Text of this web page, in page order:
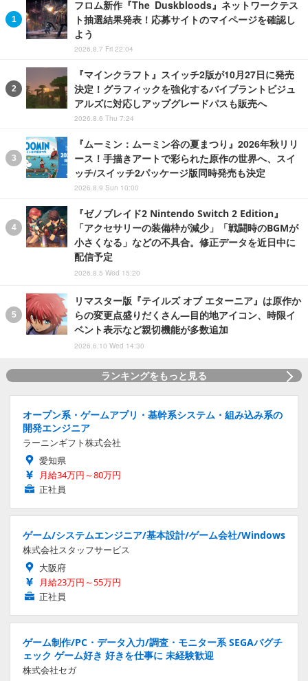
フロム新作『The Duskbloods』ネットワークテス
ト抽選結果発表！応募サイトのマイページを確認し
よう
2026.8.7 Fri 22:04
『マインクラフト』スイッチ2版が10月27日に発売
決定！グラフィックを強化するバイブラントビジュ
アルズに対応しアップグレードパスも販売へ
2026.8.6 Thu 7:24
『ムーミン：ムーミン谷の夏まつり』2026年秋リリ
ース！手描きアートで彩られた原作の世界へ、スイ
ッチ/スイッチ2パッケージ版同時発売も決定
2026.8.9 Sun 10:00
『ゼノブレイド2 Nintendo Switch 2 Edition』
「アクセサリーの装備枠が減少」「戦闘時のBGMが
小さくなる」などの不具合。修正データを近日中に
配信予定
2026.8.5 Wed 15:20
リマスター版『テイルズ オブ エターニア』は原作か
らの変更点盛りだくさん―目的地アイコン、時限イ
ベント表示など親切機能が多数追加
2026.6.10 Wed 14:30
ランキングをもっと見る
オープン系・ゲームアプリ・基幹系システム・組み込み系の
開発エンジニア
ラーニンギフト株式会社
愛知県
月給34万円～80万円
正社員
ゲーム/システムエンジニア/基本設計/ゲーム会社/Windows
株式会社スタッフサービス
大阪府
月給23万円～55万円
正社員
ゲーム制作/PC・データ入力/調査・モニター系 SEGAバグチ
ェック ゲーム好き 好きを仕事に 未経験歓迎
株式会社セガ